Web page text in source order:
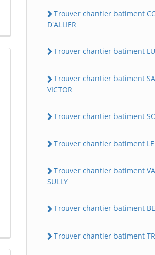
Trouver chantier batiment
D'ALLIER
Trouver chantier batiment
Trouver chantier batiment
VICTOR
Trouver chantier batiment
Trouver chantier batiment LE
Trouver chantier batiment
SULLY
Trouver chantier batiment
Trouver chantier batiment